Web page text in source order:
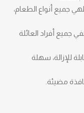
جميع أنواع الطعام،
يصل إلى 5 حصص تكفي جميع أفراد العائلة
للإزالة، سهلة
مضيئة.